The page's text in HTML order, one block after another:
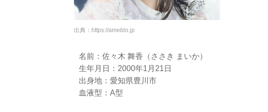
出典： https://ameblo.jp
名前：佐々木 舞香（ささき まいか）
生年月日：2000年1月21日
出身地：愛知県豊川市
血液型：A型